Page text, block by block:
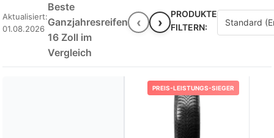
Aktualisiert:
01.08.2026
Beste
Ganzjahresreifen
16 Zoll im
Vergleich
‹ ›
PRODUKTE
FILTERN:
PREIS-LEISTUNGS-SIEGER